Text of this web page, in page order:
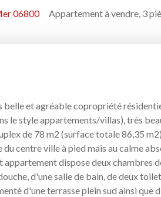
06800 Appartement à vendre, 3
belle et agréable copropriété
le style appartements/villas), très
de 78 m2 (surface totale 86,35
centre ville à pied mais au calme
dispose deux chambres
d'une salle de bain, de deux
d'une terrasse plein sud ainsi que